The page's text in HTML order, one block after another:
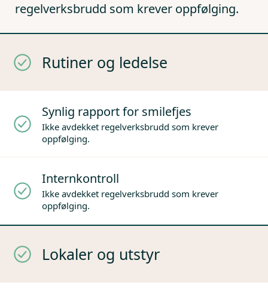
regelverksbrudd som krever oppfølging.
Rutiner og ledelse
Synlig rapport for smilefjes
Ikke avdekket regelverksbrudd som krever
oppfølging.
Internkontroll
Ikke avdekket regelverksbrudd som krever
oppfølging.
Lokaler og utstyr